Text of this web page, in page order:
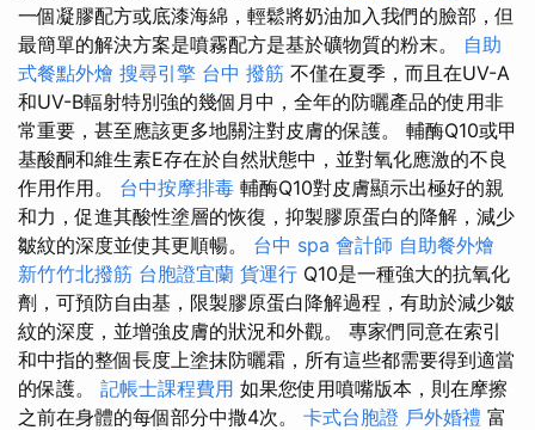
一個凝膠配方或底漆海綿，輕鬆將奶油加入我們的臉部，但
最簡單的解決方案是噴霧配方是基於礦物質的粉末。 自助
式餐點外燴 搜尋引擎 台中 撥筋 不僅在夏季，而且在UV-A
和UV-B輻射特別強的幾個月中，全年的防曬產品的使用非
常重要，甚至應該更多地關注對皮膚的保護。 輔酶Q10或甲
基酸酮和維生素E存在於自然狀態中，並對氧化應激的不良
作用作用。 台中按摩排毒 輔酶Q10對皮膚顯示出極好的親
和力，促進其酸性塗層的恢復，抑製膠原蛋白的降解，減少
皺紋的深度並使其更順暢。 台中 spa 會計師 自助餐外燴
新竹竹北撥筋 台胞證宜蘭 貨運行 Q10是一種強大的抗氧化
劑，可預防自由基，限製膠原蛋白降解過程，有助於減少皺
紋的深度，並增強皮膚的狀況和外觀。 專家們同意在索引
和中指的整個長度上塗抹防曬霜，所有這些都需要得到適當
的保護。 記帳士課程費用 如果您使用噴嘴版本，則在摩擦
之前在身體的每個部分中撒4次。 卡式台胞證 戶外婚禮 富